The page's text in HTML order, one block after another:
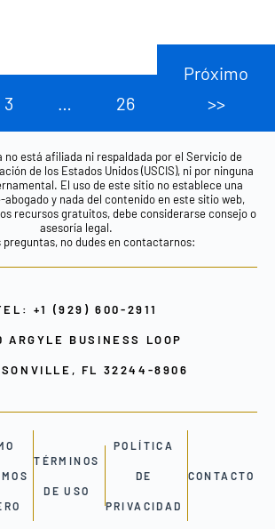
3 … 26
Próximo
>>
está afiliada ni respaldada por el Servicio de
de los Estados Unidos (USCIS), ni por ninguna
El uso de este sitio no establece una
y nada del contenido en este sitio web,
recursos gratuitos, debe considerarse consejo o
asesoría legal.
preguntas, no dudes en contactarnos:
+1 (929) 600-2911
ARGYLE BUSINESS LOOP
FL 32244-8906
TÉRMINOS
DE USO
POLÍTICA
DE
PRIVACIDAD
CONTACTO